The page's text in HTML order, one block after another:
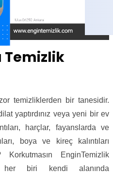
Temizlik
temizliklerden bir tanesidir.
yaptırdınız veya yeni bir ev
harçlar, fayanslarda ve
boya ve kireç kalıntıları
EnginTemizlik
her biri kendi alanında